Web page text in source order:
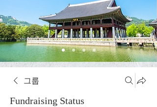
그룹
Fundraising Status